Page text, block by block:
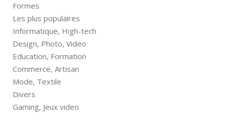
Formes
Les plus populaires
Informatique, High-tech
Design, Photo, Video
Education, Formation
Commerce, Artisan
Mode, Textile
Divers
Gaming, Jeux video